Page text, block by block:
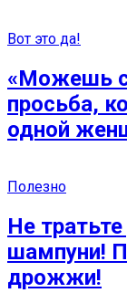
Вот это да!
«Можешь
просьба,
одной
Полезно
Не
шампуни!
дрожжи!